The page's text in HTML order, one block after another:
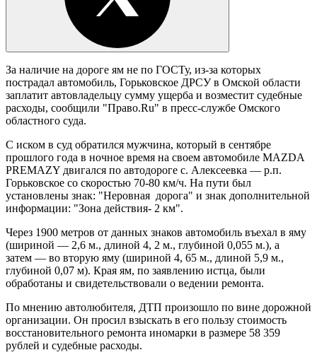
За наличие на дороге ям не по ГОСТу, из-за которых
пострадал автомобиль, Горьковское ДРСУ в Омской области
заплатит автовладельцу сумму ущерба и возместит судебные
расходы, сообщили "Право.Ru" в пресс-службе Омского
областного суда.
С иском в суд обратился мужчина, который в сентябре
прошлого года в ночное время на своем автомобиле MAZDA
PREMAZY двигался по автодороге с. Алексеевка — р.п.
Горьковское со скоростью 70-80 км/ч. На пути был
установлены знак: "Неровная дорога" и знак дополнительной
информации: "Зона действия- 2 км".
Через 1900 метров от данных знаков автомобиль въехал в яму
(шириной — 2,6 м., длиной 4, 2 м., глубиной 0,055 м.), а
затем — во вторую яму (шириной 4, 65 м., длиной 5,9 м.,
глубиной 0,07 м). Края ям, по заявлению истца, были
обработаны и свидетельствовали о ведении ремонта.
По мнению автолюбителя, ДТП произошло по вине дорожной
организации. Он просил взыскать в его пользу стоимость
восстановительного ремонта иномарки в размере 58 359
рублей и судебные расходы.